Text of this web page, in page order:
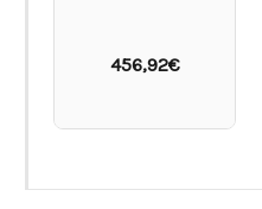
456,92€